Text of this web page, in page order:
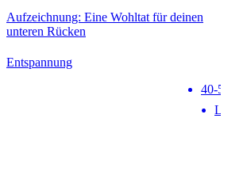
Aufzeichnung: Eine Wohltat für deinen
unteren Rücken
Entspannung
40-50 min
Level 1